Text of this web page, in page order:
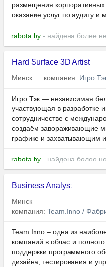
размещения
оказание услуг по аудиту и
rabota.by - найдена более
Hard Surface 3D Artist
Минск компания: Игро
Игро Тэк — независимая
участвующая в разработке
сотрудничестве с
создаём завораживающие
графике и захватывающим
rabota.by - найдена более
Business Analyst
Минск
компания: Team.Inno /
Team.Inno – одна из
компаний в области
поддержки программного
дизайна, тестирования и